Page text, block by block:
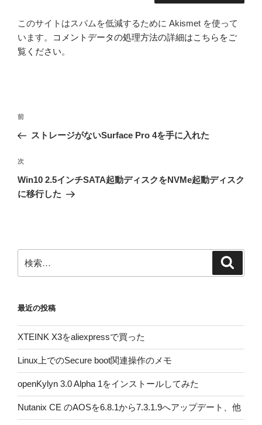
このサイトはスパムを低減するために Akismet を使って
います。
コメントデータの処理方法の詳細はこちらをご
覧ください。
投
ナ
ビ
ゲ
ー
前
の
稿
前
ストレージがないSurface Pro 4を手に入れた
次
の
投
次
Win10 2.5インチSATA起動ディスクをNVMe起動ディスク
に移行した
索:
最近の投稿
XTEINK X3をaliexpressで買った
Linux上でのSecure boot関連操作のメモ
openKylyn 3.0 Alpha 1をインストールしてみた
Nutanix CE のAOSを6.8.1から7.3.1.9へアップデート、他